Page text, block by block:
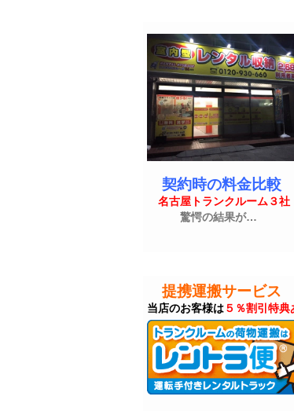
契約時の料金比較
名古屋トランクルーム３社
驚愕の結果が…
提携運搬サービス
当店のお客様は５％割引特典